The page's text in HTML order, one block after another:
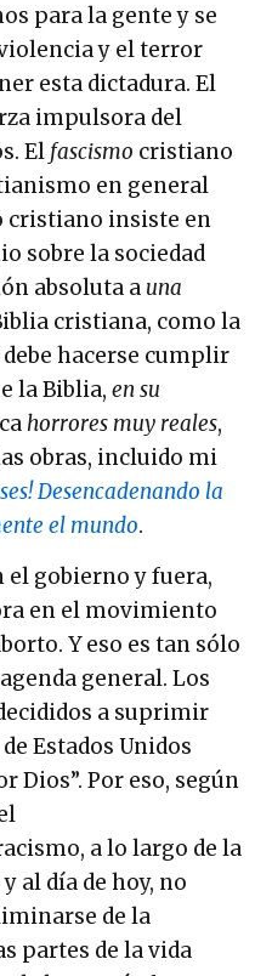
para la gente y se
y el terror
esta dictadura. El
impulsora del
El fascismo cristiano
en general
cristiano insiste en
sobre la sociedad
absoluta a una
cristiana, como la
debe hacerse cumplir
la Biblia, en su
horrores muy reales,
obras, incluido mi
Desencadenando la
el mundo.
el gobierno y fuera,
en el movimiento
Y eso es tan sólo
general. Los
a suprimir
Estados Unidos
Dios”. Por eso, según
a lo largo de la
al día de hoy, no
de la
partes de la vida